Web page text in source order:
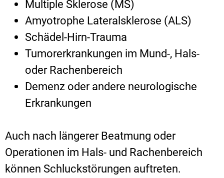
Multiple Sklerose (MS)
Amyotrophe Lateralsklerose (ALS)
Schädel-Hirn-Trauma
Tumorerkrankungen im Mund-, Hals-
oder Rachenbereich
Demenz oder andere neurologische
Erkrankungen
Auch nach längerer Beatmung oder
Operationen im Hals- und Rachenbereich
können Schluckstörungen auftreten.